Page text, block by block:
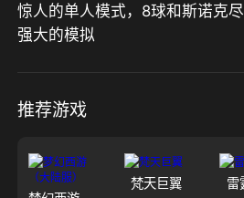
惊人的单人模式，8球和斯诺克
强大的模拟
推荐游戏
梵天巨翼 雷